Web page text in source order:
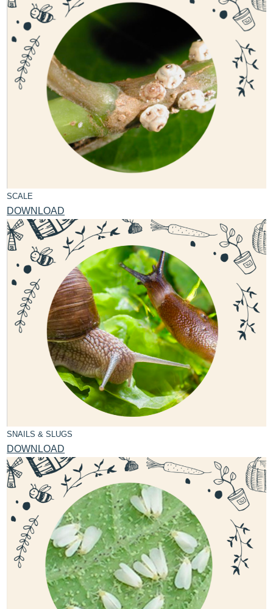
SCALE
DOWNLOAD
SNAILS & SLUGS
DOWNLOAD